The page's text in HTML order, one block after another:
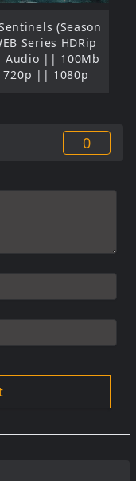
(Season
Series HDRip
Audio || 100Mb
|| 1080p
0